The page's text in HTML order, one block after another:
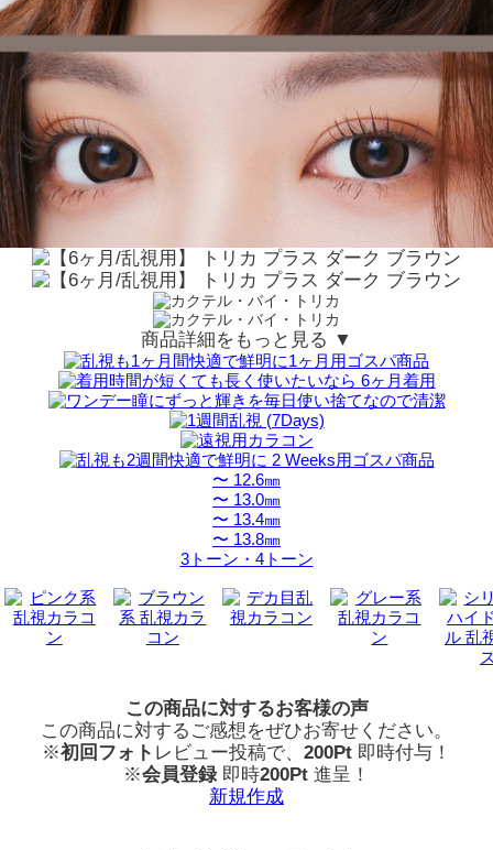
商品詳細をもっと見る ▼
〜 12.6㎜
〜 13.0㎜
〜 13.4㎜
〜 13.8㎜
3トーン・4トーン
この商品に対するお客様の声
この商品に対するご感想をぜひお寄せください。
※初回フォト レビュー投稿で、 200Pt 即時付与！
※会員登録即時200Pt 進呈！
新規作成